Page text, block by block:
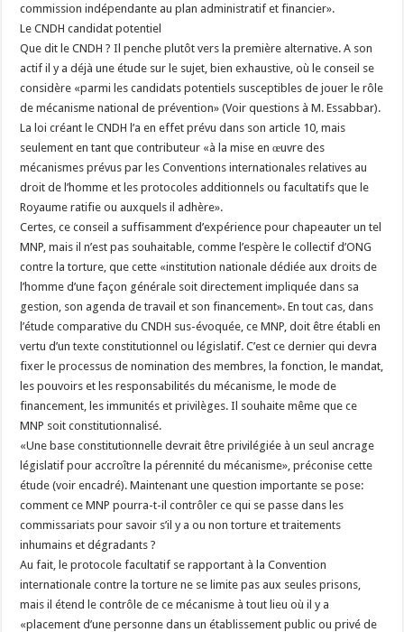
commission indépendante au plan administratif et financier».
Le CNDH candidat potentiel
Que dit le CNDH ? Il penche plutôt vers la première alternative. A son
actif il y a déjà une étude sur le sujet, bien exhaustive, où le conseil se
considère «parmi les candidats potentiels susceptibles de jouer le rôle
de mécanisme national de prévention» (Voir questions à M. Essabbar).
La loi créant le CNDH l’a en effet prévu dans son article 10, mais
seulement en tant que contributeur «à la mise en œuvre des
mécanismes prévus par les Conventions internationales relatives au
droit de l’homme et les protocoles additionnels ou facultatifs que le
Royaume ratifie ou auxquels il adhère».
Certes, ce conseil a suffisamment d’expérience pour chapeauter un tel
MNP, mais il n’est pas souhaitable, comme l’espère le collectif d’ONG
contre la torture, que cette «institution nationale dédiée aux droits de
l’homme d’une façon générale soit directement impliquée dans sa
gestion, son agenda de travail et son financement». En tout cas, dans
l’étude comparative du CNDH sus-évoquée, ce MNP, doit être établi en
vertu d’un texte constitutionnel ou législatif. C’est ce dernier qui devra
fixer le processus de nomination des membres, la fonction, le mandat,
les pouvoirs et les responsabilités du mécanisme, le mode de
financement, les immunités et privilèges. Il souhaite même que ce
MNP soit constitutionnalisé.
«Une base constitutionnelle devrait être privilégiée à un seul ancrage
législatif pour accroître la pérennité du mécanisme», préconise cette
étude (voir encadré). Maintenant une question importante se pose:
comment ce MNP pourra-t-il contrôler ce qui se passe dans les
commissariats pour savoir s’il y a ou non torture et traitements
inhumains et dégradants ?
Au fait, le protocole facultatif se rapportant à la Convention
internationale contre la torture ne se limite pas aux seules prisons,
mais il étend le contrôle de ce mécanisme à tout lieu où il y a
«placement d’une personne dans un établissement public ou privé de